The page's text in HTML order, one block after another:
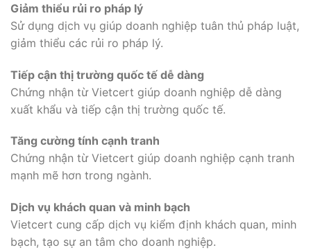
Giảm thiểu rủi ro pháp lý
Sử dụng dịch vụ giúp doanh nghiệp tuân thủ pháp luật,
giảm thiểu các rủi ro pháp lý.
Tiếp cận thị trường quốc tế dễ dàng
Chứng nhận từ Vietcert giúp doanh nghiệp dễ dàng
xuất khẩu và tiếp cận thị trường quốc tế.
Tăng cường tính cạnh tranh
Chứng nhận từ Vietcert giúp doanh nghiệp cạnh tranh
mạnh mẽ hơn trong ngành.
Dịch vụ khách quan và minh bạch
Vietcert cung cấp dịch vụ kiểm định khách quan, minh
bạch, tạo sự an tâm cho doanh nghiệp.